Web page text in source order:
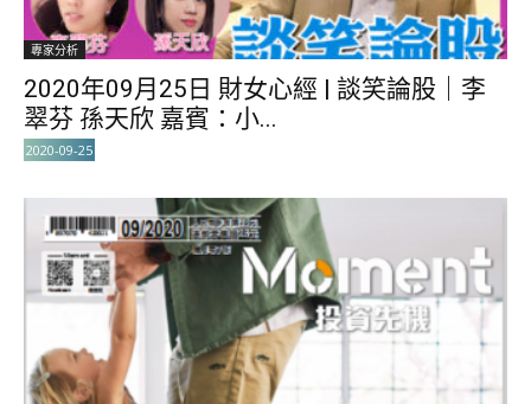
專家分析
2020年09月25日 財女心經 | 談笑論股｜李
翠芬 孫天欣 嘉賓：小...
2020-09-25